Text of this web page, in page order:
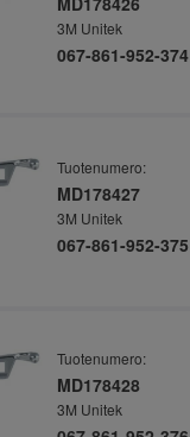
3M Unitek
067-861-952-374
Tuotenumero:
MD178427
3M Unitek
067-861-952-375
Tuotenumero:
MD178428
3M Unitek